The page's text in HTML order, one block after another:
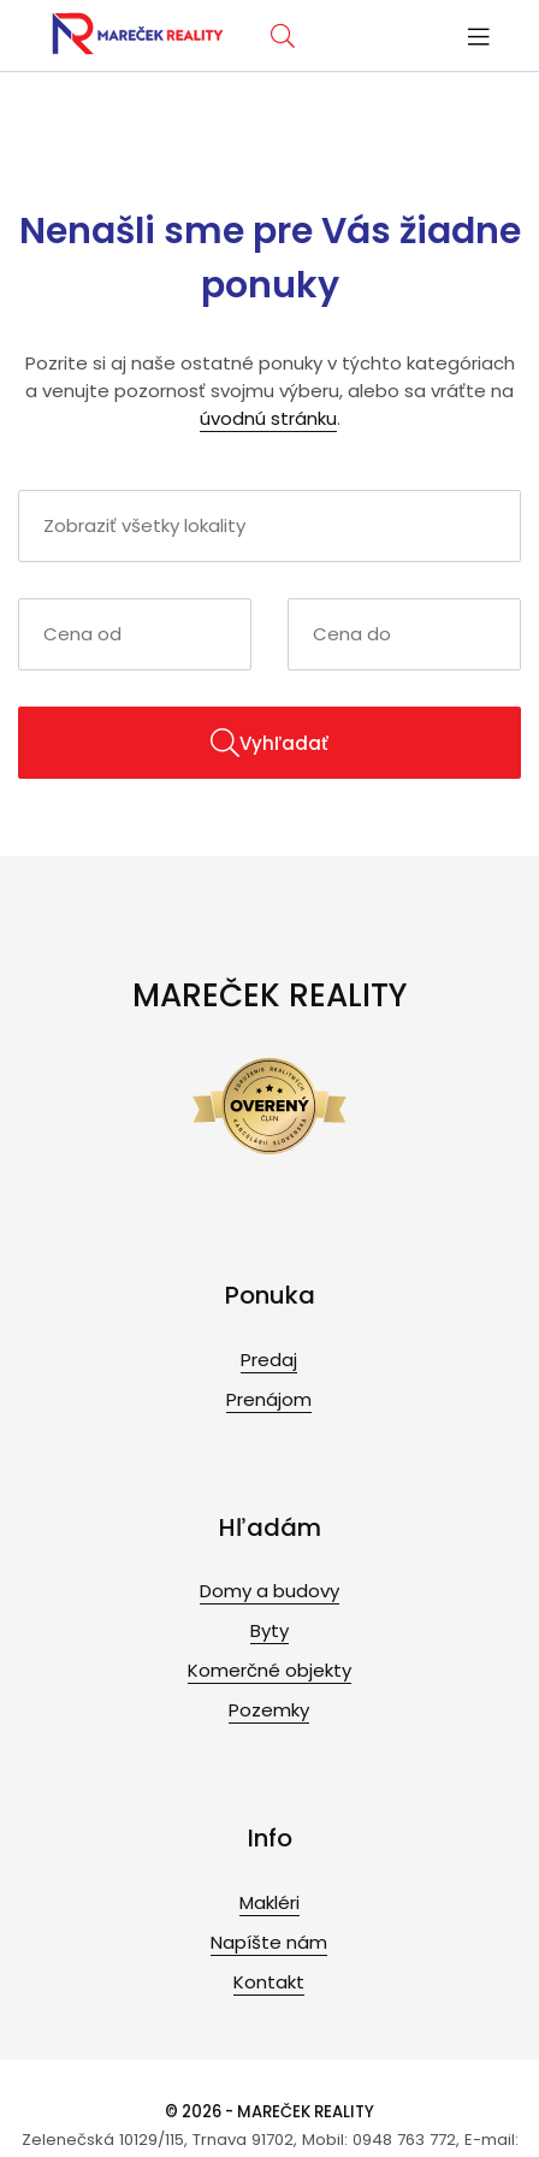
Nenašli sme pre Vás žiadne
ponuky
Pozrite si aj naše ostatné ponuky v týchto kategóriach
a venujte pozornosť svojmu výberu, alebo sa vráťte na
úvodnú stránku.
Vyhľadať
MAREČEK REALITY
Ponuka
Predaj
Prenájom
Hľadám
Domy a budovy
Byty
Komerčné objekty
Pozemky
Info
Makléri
Napíšte nám
Kontakt
© 2026 - MAREČEK REALITY
Zelenečská 10129/115, Trnava 91702, Mobil: 0948 763 772, E-mail: